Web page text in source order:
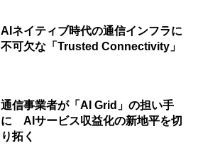
AIネイティブ時代の通信インフラに
不可欠な「Trusted Connectivity」
通信事業者が「AI Grid」の担い手
に AIサービス収益化の新地平を切
り拓く